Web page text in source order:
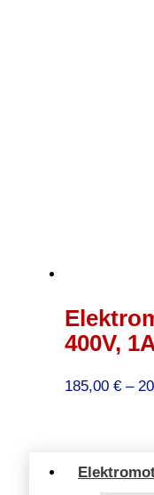
400V,
185,00 € –